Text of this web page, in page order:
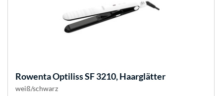
RowentaOptiliss SF 3210, Haarglätter
weiß/schwarz